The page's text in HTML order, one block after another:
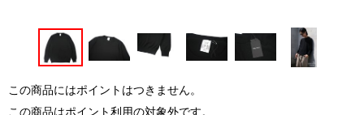
この商品にはポイントはつきません。
この商品はポイント利用の対象外です。